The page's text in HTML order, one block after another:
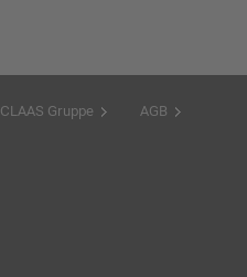
CLAAS Gruppe AGB